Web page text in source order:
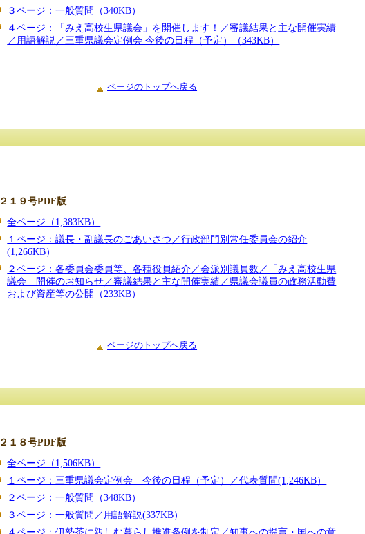
３ページ：一般質問（340KB）
４ページ：「みえ高校生県議会」を開催します！／審議結果と主な開催実績
／用語解説／三重県議会定例会 今後の日程（予定）（343KB）
ページのトップへ戻る
２１９号PDF版
全ページ（1,383KB）
１ページ：議長・副議長のごあいさつ／行政部門別常任委員会の紹介
(1,266KB）
２ページ：各委員会委員等、各種役員紹介／会派別議員数／「みえ高校生県
議会」開催のお知らせ／審議結果と主な開催実績／県議会議員の政務活動費
および資産等の公開（233KB）
ページのトップへ戻る
２１８号PDF版
全ページ（1,506KB）
１ページ：三重県議会定例会 今後の日程（予定）／代表質問(1,246KB）
２ページ：一般質問（348KB）
３ページ：一般質問／用語解説(337KB）